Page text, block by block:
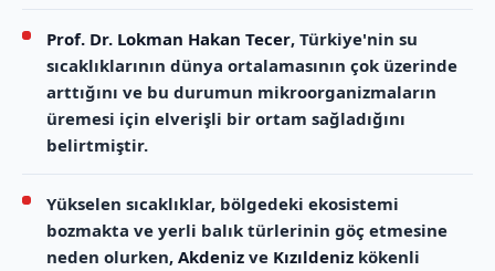
Prof. Dr. Lokman Hakan Tecer, Türkiye'nin su
sıcaklıklarının dünya ortalamasının çok üzerinde
arttığını ve bu durumun mikroorganizmaların
üremesi için elverişli bir ortam sağladığını
belirtmiştir.
Yükselen sıcaklıklar, bölgedeki ekosistemi
bozmakta ve yerli balık türlerinin göç etmesine
neden olurken, Akdeniz ve Kızıldeniz kökenli